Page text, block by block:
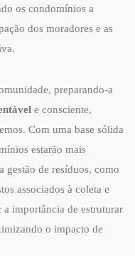
os condomínios a
dos moradores e as
preparando-a
e consciente,
Com uma base sólida
estarão mais
gestão de resíduos, como
associados à coleta e
a importância de estruturar
o impacto de